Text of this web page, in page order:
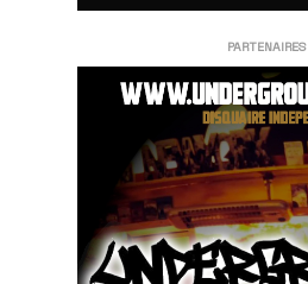
PARTENAIRES